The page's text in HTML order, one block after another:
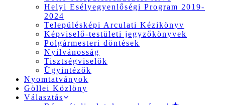
Helyi Esélyegyenlőségi Program 2019-
2024
Településképi Arculati Kézikönyv
Képviselő-testületi jegyzőkönyvek
Polgármesteri döntések
Nyilvánosság
Tisztségviselők
Ügyintézők
Nyomtatványok
Göllei Közlöny
Választás